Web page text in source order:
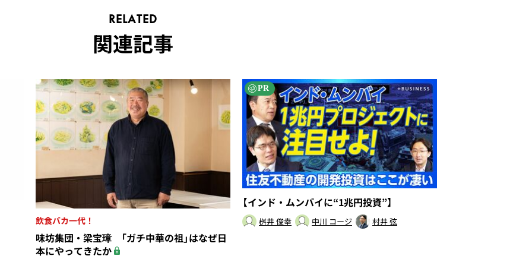
RELATED
関連記事
飲食バカ一代！
味坊集団・梁宝璋 「ガチ中華の祖」はなぜ日
本にやってきたか
PR
【インド・ムンバイに“1兆円投資”】
桝井 俊幸 中川 コージ 村井 弦